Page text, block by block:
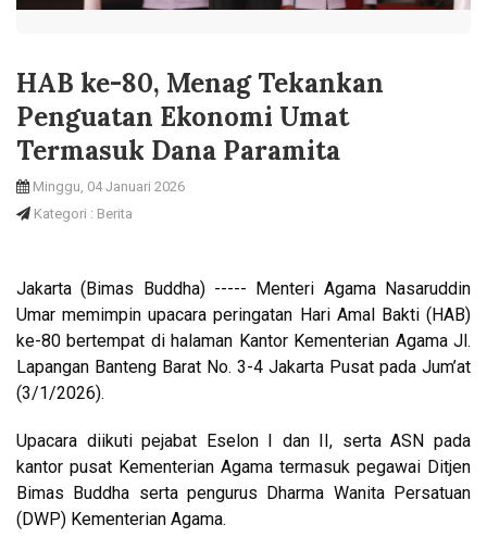
HAB ke-80, Menag Tekankan
Penguatan Ekonomi Umat
Termasuk Dana Paramita
Minggu, 04 Januari 2026
Kategori : Berita
Jakarta (Bimas Buddha) ----- Menteri Agama Nasaruddin
Umar memimpin upacara peringatan Hari Amal Bakti (HAB)
ke-80 bertempat di halaman Kantor Kementerian Agama Jl.
Lapangan Banteng Barat No. 3-4 Jakarta Pusat pada Jum’at
(3/1/2026).
Upacara diikuti pejabat Eselon I dan II, serta ASN pada
kantor pusat Kementerian Agama termasuk pegawai Ditjen
Bimas Buddha serta pengurus Dharma Wanita Persatuan
(DWP) Kementerian Agama.